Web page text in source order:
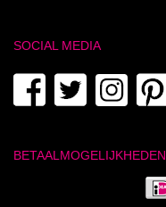
SOCIAL MEDIA
BETAALMOGELIJKHEDEN